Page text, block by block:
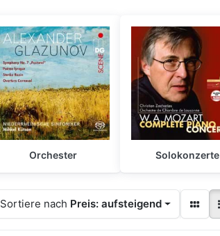
Orchester Solokonzerte
Sortiere nach Preis: aufsteigend